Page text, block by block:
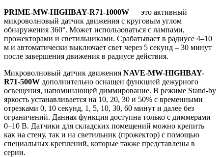
PRIME-MW-HIGHBAY-R71-1000W — это активный
микроволновый датчик движения с круговым углом
обнаружения 360°. Может использоваться с лампами,
прожекторами и светильниками. Срабатывает в радиусе 4–10
м и автоматически выключает свет через 5 секунд – 30 минут
после завершения движения в радиусе действия.
Микроволновый датчик движения NAVE-MW-HIGHBAY-
R71-500W дополнительно оснащен функцией дежурного
освещения, напоминающей диммирование. В режиме Stand-by
яркость устанавливается на 10, 20, 30 и 50% с временными
отрезками 0, 10 секунд, 1, 5, 10, 30, 60 минут и далее без
ограничений. Данная функция доступна только с диммерами
0–10 В. Датчики для складских помещений можно крепить
как на стену, так и на светильник (прожектор) с помощью
специальных креплений, которые также представлены в
серии.